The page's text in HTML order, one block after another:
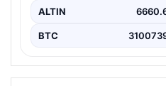
ALTIN
BTC